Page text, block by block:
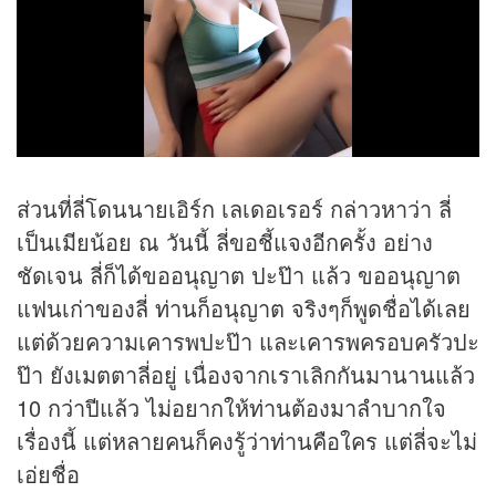
ส่วนที่ลี่โดนนายเอิร์ก เลเดอเรอร์ กล่าวหาว่า ลี่
เป็นเมียน้อย ณ วันนี้ ลี่ขอชี้แจงอีกครั้ง อย่าง
ชัดเจน ลี่ก็ได้ขออนุญาต ปะป๊า แล้ว ขออนุญาต
แฟนเก่าของลี่ ท่านก็อนุญาต จริงๆก็พูดชื่อได้เลย
แต่ด้วยความเคารพปะป๊า และเคารพครอบครัวปะ
ป๊า ยังเมตตาลี่อยู่ เนื่องจากเราเลิกกันมานานแล้ว
10 กว่าปีแล้ว ไม่อยากให้ท่านต้องมาลำบากใจ
เรื่องนี้ แต่หลายคนก็คงรู้ว่าท่านคือใคร แต่ลี่จะไม่
เอ่ยชื่อ